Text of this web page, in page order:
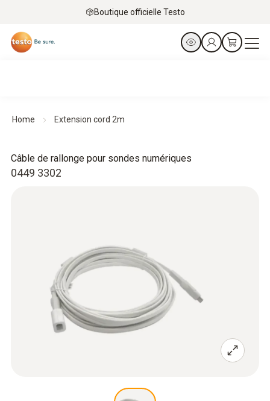
Boutique officielle Testo
Home Extension cord 2m
0449 3302
Câble de rallonge pour sondes numériques